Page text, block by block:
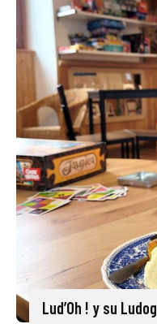
Lud’Oh ! y su